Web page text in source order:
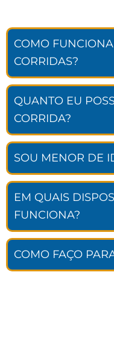
COMO
CORRIDAS?
QUANTO EU
CORRIDA?
SOU MENOR DE
EM QUAIS
FUNCIONA?
COMO FAÇO